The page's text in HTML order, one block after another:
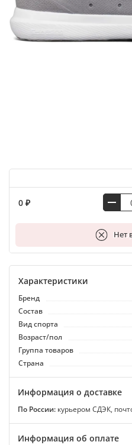
0 ₽
Нет
В
Характеристики
Бренд
Состав
Вид спорта
Возраст/пол
Группа товаров
Страна
Информация о доставке
По России: курьером СДЭК,
Информация об оплате